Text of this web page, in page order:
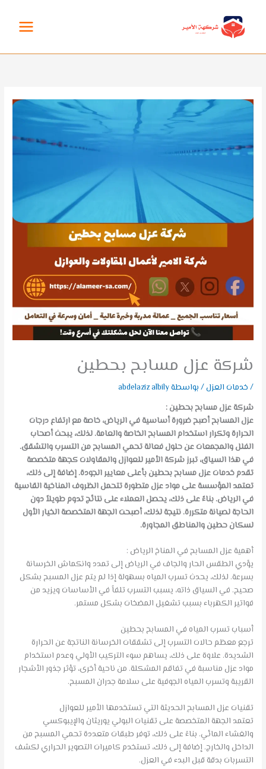
المحتوى
شركة عزل مسابح بحطين
/خدمات العزل/ بواسطةabdelaziz albily
شركة عزل مسابح بحطين :
عزل المسابح أصبح ضرورة أساسية في الرياض، خاصة مع ارتفاع درجات
الحرارة وتكرار استخدام المسابح الخاصة والعامة. لذلك، يبحث أصحاب
الفلل والمجمعات عن حلول فعالة تحمي المسابح من التسرب والتشقق.
في هذا السياق، تبرز شركة الأمير للعوازل والمقاولات كجهة متخصصة
تقدم خدمات عزل مسابح بحطين بأعلى معايير الجودة. إضافة إلى ذلك،
تعتمد المؤسسة على مواد عزل متطورة تتحمل الظروف المناخية القاسية
في الرياض. بناءً على ذلك، يحصل العملاء على نتائج تدوم طويلاً دون
الحاجة لصيانة متكررة. نتيجة لذلك، أصبحت الجهة المتخصصة الخيار الأول
لسكان حطين والمناطق المجاورة.
أهمية عزل المسابح في المناخ الرياض :
يؤدي الطقس الحار والجاف في الرياض إلى تمدد وانكماش الخرسانة
بسرعة. لذلك، يحدث تسرب المياه بسهولة إذا لم يتم عزل المسبح بشكل
صحيح. في السياق ذاته، يسبب التسرب تلفاً في الأساسات ويزيد من
فواتير الكهرباء بسبب تشغيل المضخات بشكل مستمر.
أسباب تسرب المياه في المسابح بحطين
ترجع معظم حالات التسرب إلى تشققات الخرسانة الناتجة عن الحرارة
الشديدة. علاوة على ذلك، يساهم سوء التركيب الأولي وعدم استخدام
مواد عزل مناسبة في تفاقم المشكلة. من ناحية أخرى، تؤثر جذور الأشجار
القريبة وتسرب المياه الجوفية على سلامة جدران المسبح.
تقنيات عزل المسابح الحديثة التي تستخدمها الأمير للعوازل
تعتمد الجهة المتخصصة على تقنيات البولي يوريثان والإيبوكسي
والغشاء المائي. بناءً على ذلك، توفر طبقات متعددة تحمي المسبح من
الداخل والخارج. إضافة إلى ذلك، تستخدم كاميرات التصوير الحراري لكشف
التسربات بدقة قبل البدء في العزل.